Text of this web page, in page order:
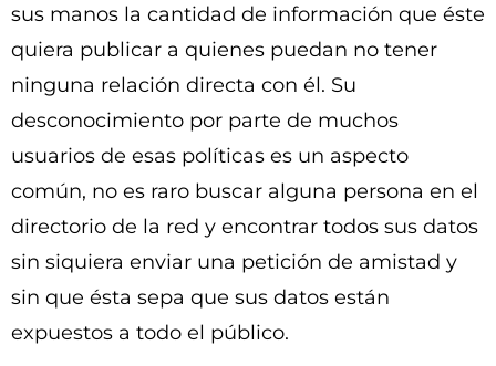
sus manos la cantidad de información que éste
quiera publicar a quienes puedan no tener
ninguna relación directa con él. Su
desconocimiento por parte de muchos
usuarios de esas políticas es un aspecto
común, no es raro buscar alguna persona en el
directorio de la red y encontrar todos sus datos
sin siquiera enviar una petición de amistad y
sin que ésta sepa que sus datos están
expuestos a todo el público.